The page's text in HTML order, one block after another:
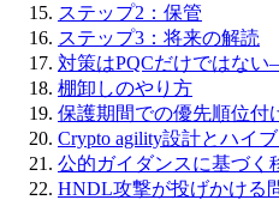
ステップ2：保管
ステップ3：将来の解読
対策はPQCだけではな
棚卸しのやり方
保護期間での優先順位付
Crypto agility設計とハイ
公的ガイダンスに基づく
HNDL攻撃が投げかける